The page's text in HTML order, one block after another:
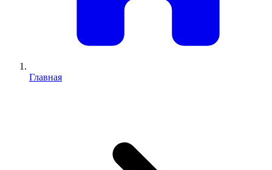
Главная